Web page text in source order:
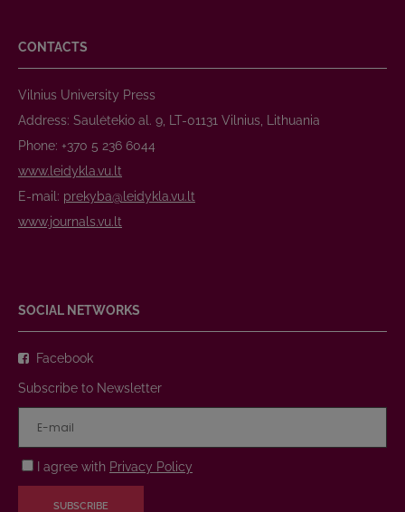
CONTACTS
Vilnius University Press
Address: Saulėtekio al. 9, LT-01131 Vilnius, Lithuania
Phone: +370 5 236 6044
www.leidykla.vu.lt
E-mail: prekyba@leidykla.vu.lt
www.journals.vu.lt
SOCIAL NETWORKS
Facebook
Subscribe to Newsletter
I agree with Privacy Policy
SUBSCRIBE